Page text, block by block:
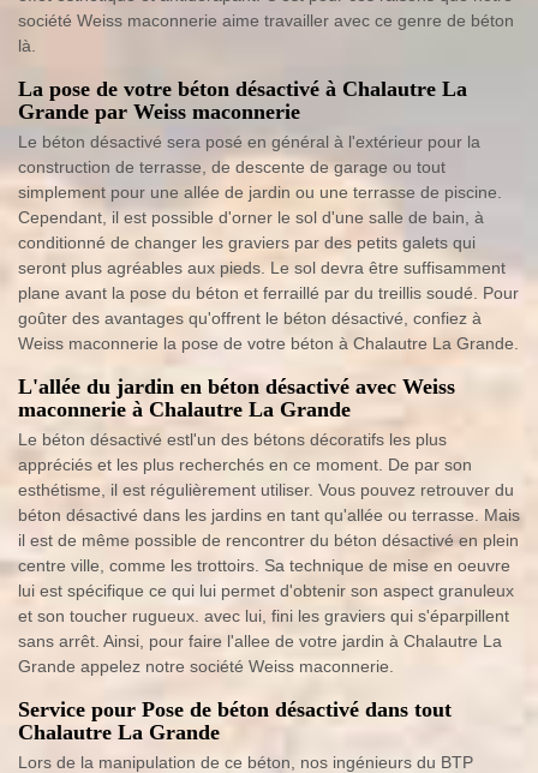
société Weiss maconnerie aime travailler avec ce genre de béton
là.
La pose de votre béton désactivé à Chalautre La
Grande par Weiss maconnerie
Le béton désactivé sera posé en général à l'extérieur pour la
construction de terrasse, de descente de garage ou tout
simplement pour une allée de jardin ou une terrasse de piscine.
Cependant, il est possible d'orner le sol d'une salle de bain, à
conditionné de changer les graviers par des petits galets qui
seront plus agréables aux pieds. Le sol devra être suffisamment
plane avant la pose du béton et ferraillé par du treillis soudé. Pour
goûter des avantages qu'offrent le béton désactivé, confiez à
Weiss maconnerie la pose de votre béton à Chalautre La Grande.
L'allée du jardin en béton désactivé avec Weiss
maconnerie à Chalautre La Grande
Le béton désactivé estl'un des bétons décoratifs les plus
appréciés et les plus recherchés en ce moment. De par son
esthétisme, il est régulièrement utiliser. Vous pouvez retrouver du
béton désactivé dans les jardins en tant qu'allée ou terrasse. Mais
il est de même possible de rencontrer du béton désactivé en plein
centre ville, comme les trottoirs. Sa technique de mise en oeuvre
lui est spécifique ce qui lui permet d'obtenir son aspect granuleux
et son toucher rugueux. avec lui, fini les graviers qui s'éparpillent
sans arrêt. Ainsi, pour faire l'allee de votre jardin à Chalautre La
Grande appelez notre société Weiss maconnerie.
Service pour Pose de béton désactivé dans tout
Chalautre La Grande
Lors de la manipulation de ce béton, nos ingénieurs du BTP